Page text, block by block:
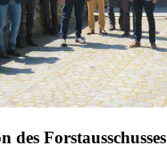
des Forstausschusses